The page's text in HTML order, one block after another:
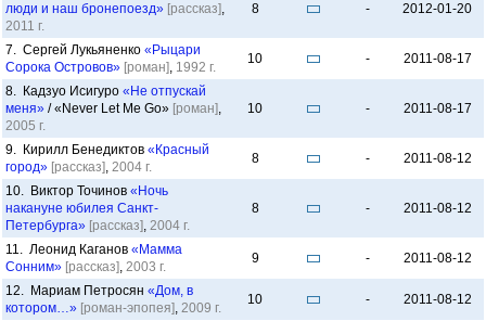
люди и наш бронепоезд» [рассказ],
2011 г.
8 - 2012-01-20
7. Сергей Лукьяненко «Рыцари
Сорока Островов» [роман], 1992 г.
10 - 2011-08-17
8. Кадзуо Исигуро «Не отпускай
меня» / «Never Let Me Go» [роман],
2005 г.
10 - 2011-08-17
9. Кирилл Бенедиктов «Красный
город» [рассказ], 2004 г.
8 - 2011-08-12
10. Виктор Точинов «Ночь
накануне юбилея Санкт-
Петербурга» [рассказ], 2004 г.
8 - 2011-08-12
11. Леонид Каганов «Мамма
Сонним» [рассказ], 2003 г.
9 - 2011-08-12
12. Мариам Петросян «Дом, в
котором…» [роман-эпопея], 2009 г.
10 - 2011-08-12